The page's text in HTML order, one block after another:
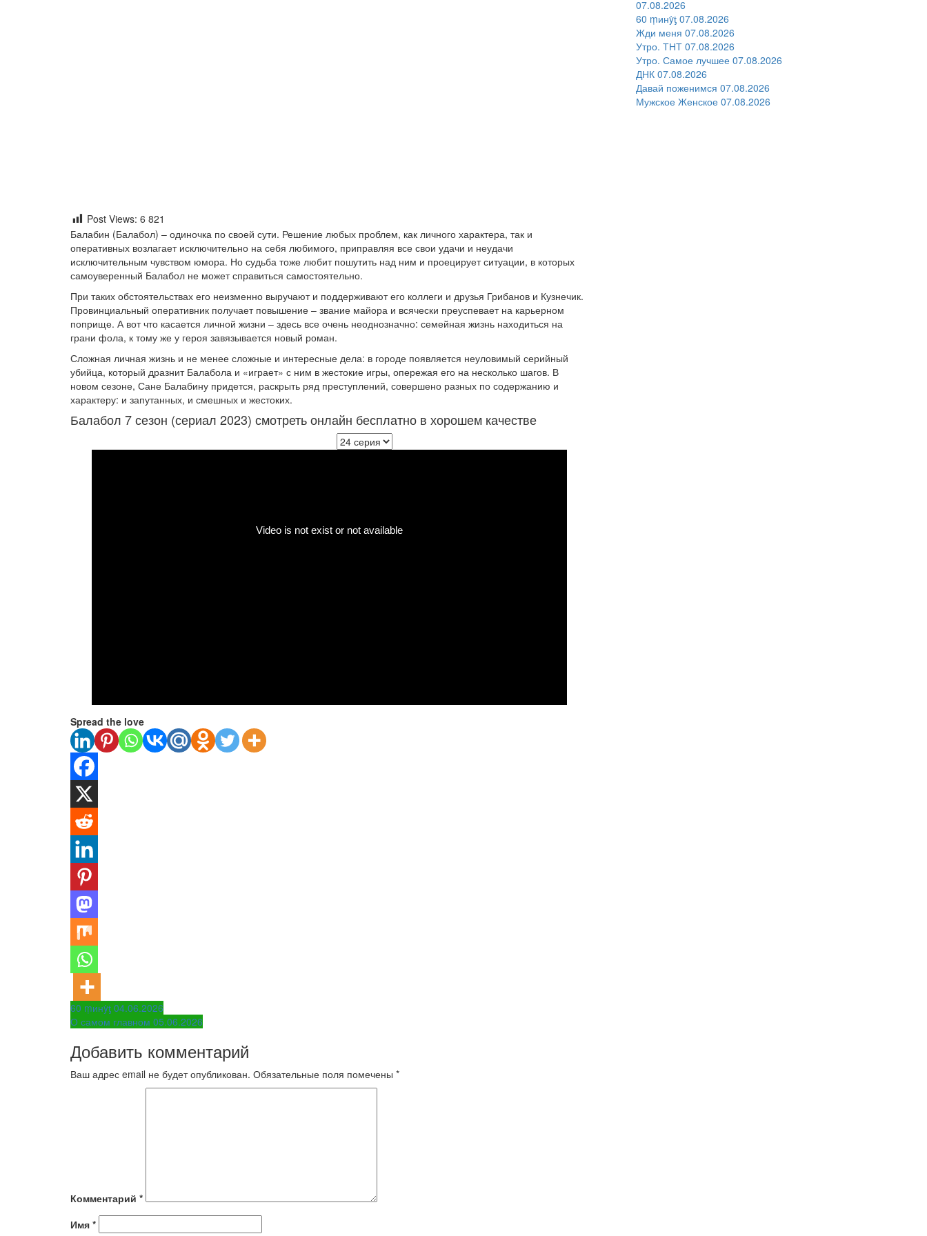
Post Views: 6 821
Балабин (Балабол) – одиночка по своей сути. Решение любых проблем, как личного характера, так и
оперативных возлагает исключительно на себя любимого, приправляя все свои удачи и неудачи
исключительным чувством юмора. Но судьба тоже любит пошутить над ним и проецирует ситуации, в которых
самоуверенный Балабол не может справиться самостоятельно.
При таких обстоятельствах его неизменно выручают и поддерживают его коллеги и друзья Грибанов и Кузнечик.
Провинциальный оперативник получает повышение – звание майора и всячески преуспевает на карьерном
поприще. А вот что касается личной жизни – здесь все очень неоднозначно: семейная жизнь находиться на
грани фола, к тому же у героя завязывается новый роман.
Сложная личная жизнь и не менее сложные и интересные дела: в городе появляется неуловимый серийный
убийца, который дразнит Балабола и «играет» с ним в жестокие игры, опережая его на несколько шагов. В
новом сезоне, Сане Балабину придется, раскрыть ряд преступлений, совершено разных по содержанию и
характеру: и запутанных, и смешных и жестоких.
Балабол 7 сезон (сериал 2023) смотреть онлайн бесплатно в хорошем качестве
Spread the love
Навигация
по
записям
60 ṃинẏƫ 04.06.2026
О самом главном 05.06.2026
Добавить комментарий
Ваш адрес email не будет опубликован. Обязательные поля помечены *
Комментарий *
Имя *
07.08.2026
60 ṃинẏƫ 07.08.2026
Жди меня 07.08.2026
Утро. ТНТ 07.08.2026
Утро. Самое лучшее 07.08.2026
ДНК 07.08.2026
Давай поженимся 07.08.2026
Мужское Женское 07.08.2026